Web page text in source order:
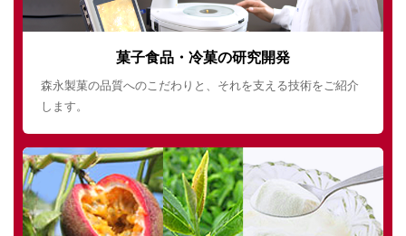
菓子食品・冷菓の研究開発
森永製菓の品質へのこだわりと、それを支える技術をご紹介
します。